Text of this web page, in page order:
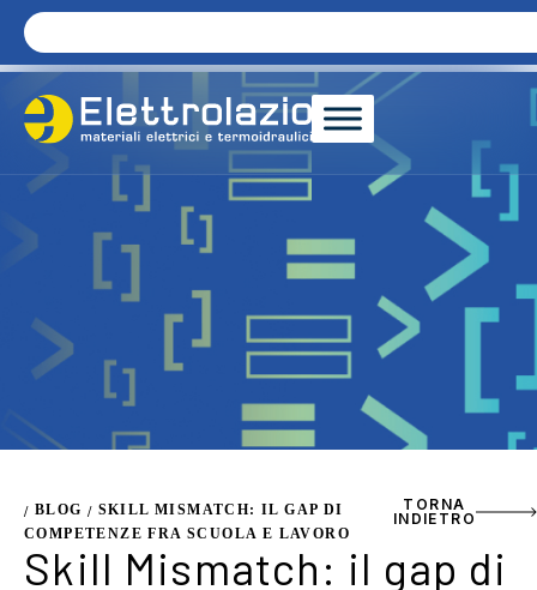
/ BLOG / SKILL MISMATCH: IL GAP DI
COMPETENZE FRA SCUOLA E LAVORO
TORNA
INDIETRO
Skill Mismatch: il gap di